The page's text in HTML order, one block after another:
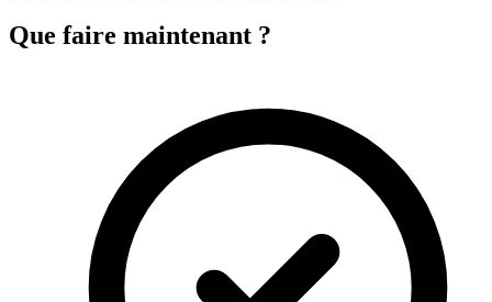
Que faire maintenant ?